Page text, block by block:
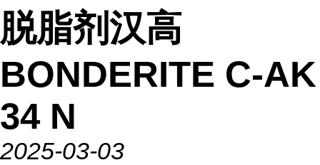
脱脂剂汉高
BONDERITE C-AK
34 N
2025-03-03